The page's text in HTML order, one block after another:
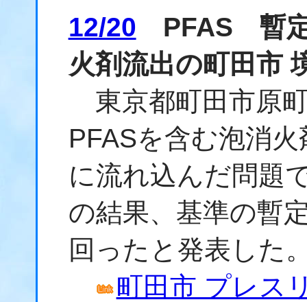
12/20 PFAS 暫
火剤流出の町田市
東京都町田市原
PFASを含む泡消
に流れ込んだ問題
の結果、基準の暫
回ったと発表した
町田市 プレス